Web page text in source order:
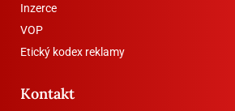
Inzerce
VOP
Etický kodex reklamy
Kontakt